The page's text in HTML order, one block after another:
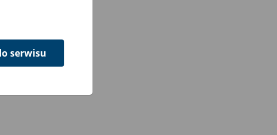
serwisu